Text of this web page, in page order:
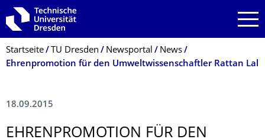
Zur Hauptnavigation springen
Zur Suche springen
Zum Inhalt springen
Breadcrumb-Menü
Startseite TU Dresden Newsportal
News
Ehrenpromotion für den Umweltwissenschaftler Rattan Lal
18.09.2015
EHRENPROMOTION FÜR DEN